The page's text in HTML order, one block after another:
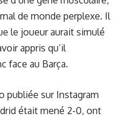
de monde perplexe. Il
le joueur aurait simulé
appris qu’il
face au Barça.
publiée sur Instagram
était mené 2-0, ont